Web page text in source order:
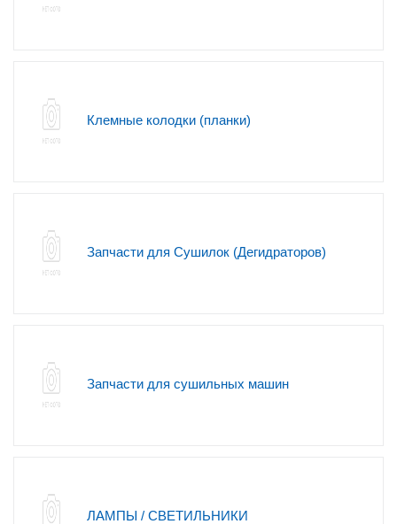
Клемные колодки (планки)
Запчасти для Сушилок (Дегидраторов)
Запчасти для сушильных машин
ЛАМПЫ / СВЕТИЛЬНИКИ